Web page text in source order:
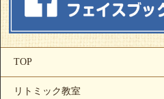
TOP
リトミック教室